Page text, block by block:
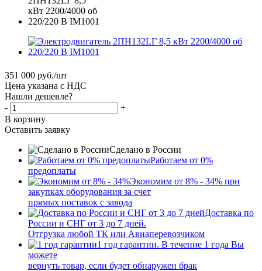
351 000 руб./шт
Цена указана с НДС
Нашли дешевле?
-
+
В корзину
Оставить заявку
Сделано в России
Работаем от 0%
предоплаты
Экономим от 8% - 34% при
закупках оборудования за счет
прямых поставок с завода
Доставка по
России и СНГ от 3 до 7 дней.
Отгрузка любой ТК или Авиаперевозчиком
1 год гарантии. В течение 1 года Вы
можете
вернуть товар, если будет обнаружен брак